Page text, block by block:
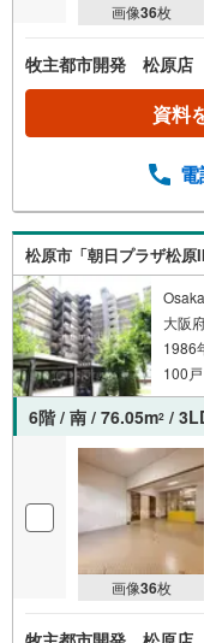
画像36枚
牧主都市開発 松原店
資料
松原市「朝日プラザ松原II
大阪
1986
100
6階 / 南 / 76.05m2 /
画像36枚